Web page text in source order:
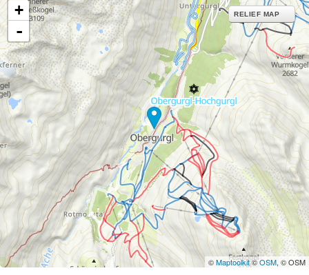
+
-
RELIEF MAP
©Maptoolkit©OSM, © OSM